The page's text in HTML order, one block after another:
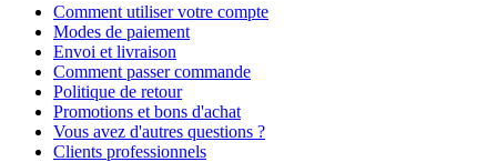
Comment utiliser votre compte
Modes de paiement
Envoi et livraison
Comment passer commande
Politique de retour
Promotions et bons d'achat
Vous avez d'autres questions ?
Clients professionnels